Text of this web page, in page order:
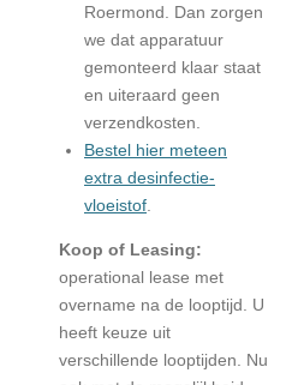
Roermond. Dan zorgen
we dat apparatuur
gemonteerd klaar staat
en uiteraard geen
verzendkosten.
Bestel hier meteen
extra desinfectie-
vloeistof
Koop of Leasing:
operational lease met
overname na de looptijd. U
heeft keuze uit
verschillende looptijden. Nu